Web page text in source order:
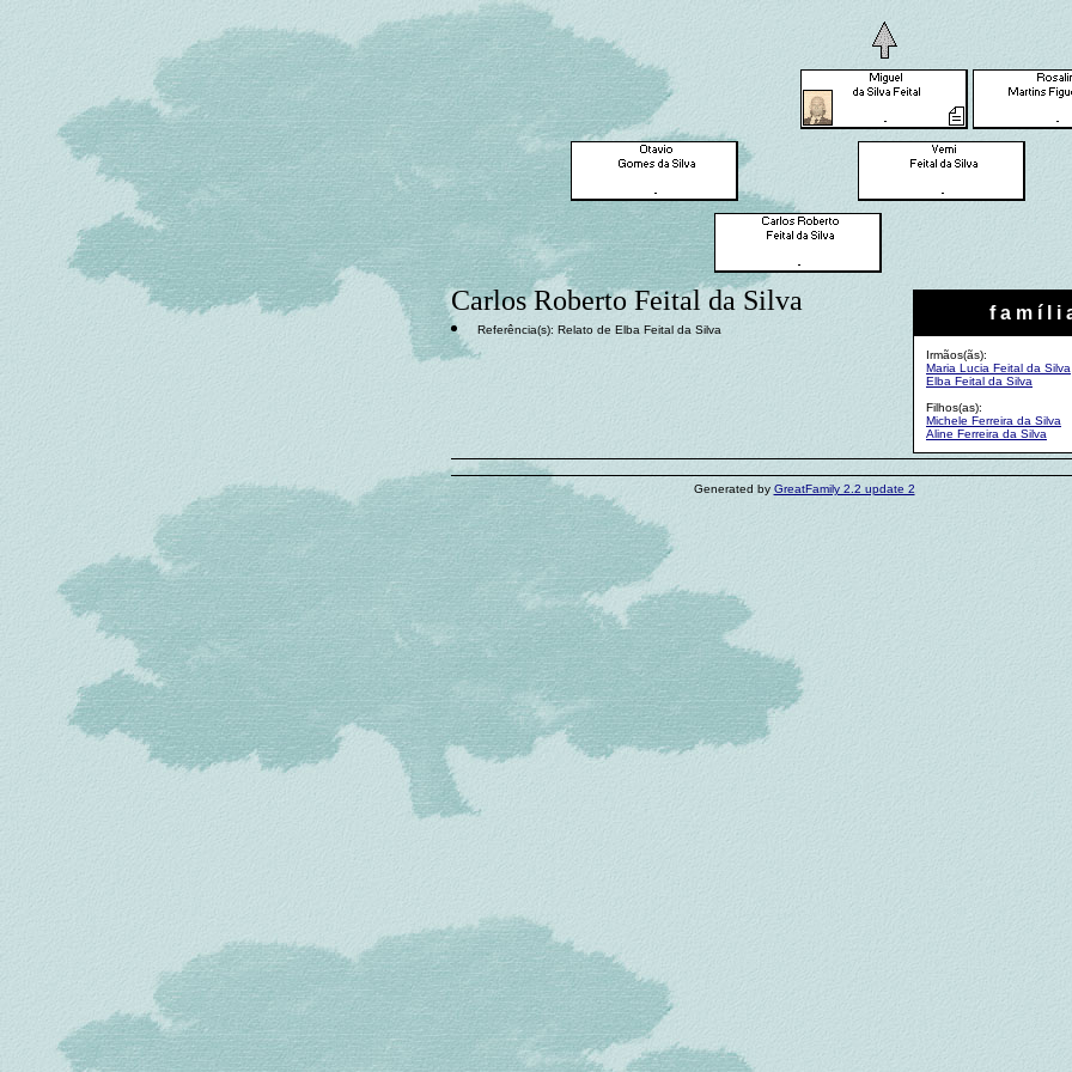
f a m í l i
Irmãos(ãs):
Maria Lucia Feital da Silva
Elba Feital da Silva
Filhos(as):
Michele Ferreira da Silva
Aline Ferreira da Silva
Carlos Roberto Feital da Silva
Referência(s): Relato de Elba Feital da Silva
Generated by GreatFamily 2.2 update 2